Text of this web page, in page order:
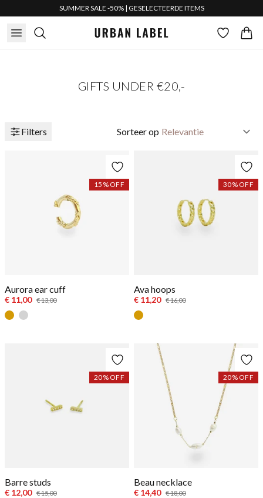
SUMMER SALE -50% | GESELECTEERDE ITEMS
GIFTS UNDER €20,-
Filters Sorteer op
Aurora ear cuff
€ 11,00 € 13,00
15 % OFF
Ava hoops
€ 11,20 € 16,00
30% OFF
Barre studs
€ 12,00 € 15,00
20% OFF
Beau necklace
€ 14,40 € 18,00
20% OFF